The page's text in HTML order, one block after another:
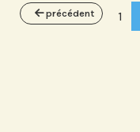
précédent 1